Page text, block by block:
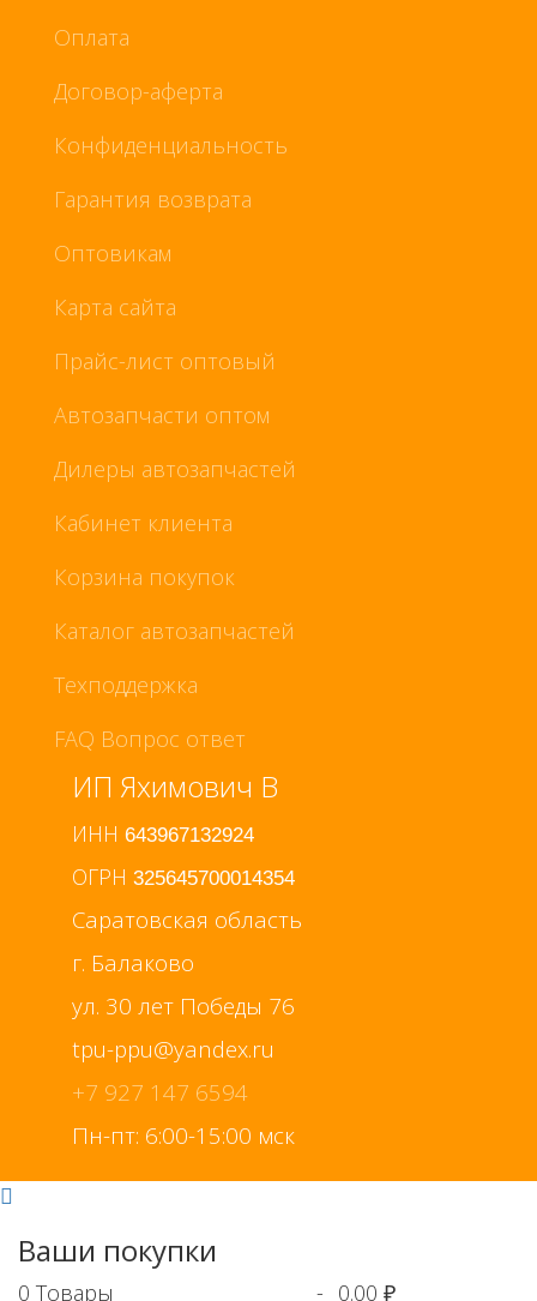
Оплата
Договор-аферта
Конфиденциальность
Гарантия возврата
Оптовикам
Карта сайта
Прайс-лист оптовый
Автозапчасти оптом
Дилеры автозапчастей
Кабинет клиента
Корзина покупок
Каталог автозапчастей
Техподдержка
FAQ Вопрос ответ
ИП Яхимович В
ИНН 643967132924
ОГРН 325645700014354
Саратовская область
г. Балаково
ул. 30 лет Победы 76
+7 927 147 6594
Пн-пт: 6:00-15:00 мск
Ваши покупки
0 Товары - 0.00 ₽